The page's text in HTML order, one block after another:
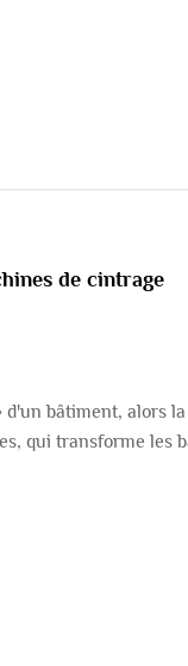
de cintrage
d'un bâtiment, alors la
qui transforme les
». Son histoire
passant du mode